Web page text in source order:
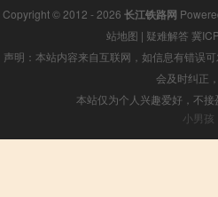
Copyright © 2012 - 2026 长江铁路网
站地图 | 疑难解答 冀
声明：本站内容来自互联网，如信息有错误
会及时纠正
本站仅为个人兴趣爱好，不
小男孩